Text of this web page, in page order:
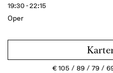
19:30 - 22:15
Oper
€105 89 79